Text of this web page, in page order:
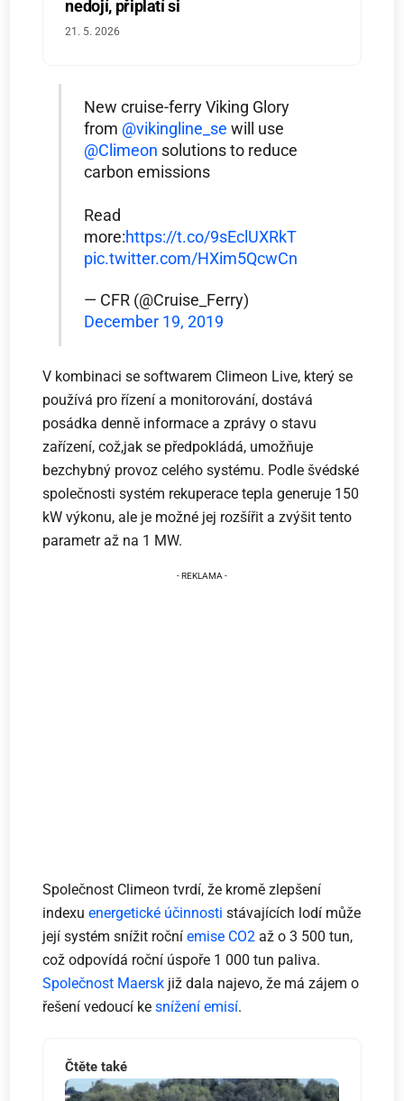
nedojí, připlatí si
21. 5. 2026
New cruise-ferry Viking Glory
from @vikingline_se will use
@Climeon solutions to reduce
carbon emissions
Read
more:https://t.co/9sEclUXRkT
pic.twitter.com/HXim5QcwCn
— CFR (@Cruise_Ferry)
December 19, 2019
V kombinaci se softwarem Climeon Live, který se
používá pro řízení a monitorování, dostává
posádka denně informace a zprávy o stavu
zařízení, což,jak se předpokládá, umožňuje
bezchybný provoz celého systému. Podle švédské
společnosti systém rekuperace tepla generuje 150
kW výkonu, ale je možné jej rozšířit a zvýšit tento
parametr až na 1 MW.
Společnost Climeon tvrdí, že kromě zlepšení
indexuenergetické účinnosti stávajících lodí může
její systém snížit ročníemise CO2 až o 3 500 tun,
což odpovídá roční úspoře 1 000 tun paliva.
Společnost Maersk již dala najevo, že má zájem o
řešení vedoucí kesnížení emisí.
Čtěte také